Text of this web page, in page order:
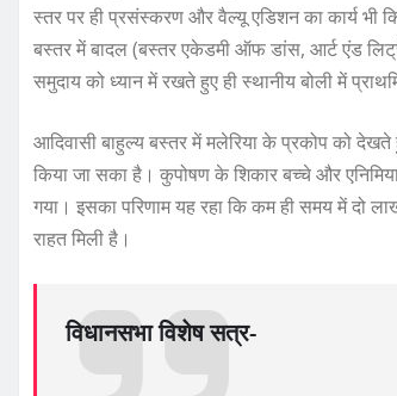
स्तर पर ही प्रसंस्करण और वैल्यू एडिशन का कार्य भी
बस्तर में बादल (बस्तर एकेडमी ऑफ डांस, आर्ट एंड
समुदाय को ध्यान में रखते हुए ही स्थानीय बोली में
आदिवासी बाहुल्य बस्तर में मलेरिया के प्रकोप को
किया जा सका है। कुपोषण के शिकार बच्चे और
गया। इसका परिणाम यह रहा कि कम ही समय में दो
राहत मिली है।
विधानसभा विशेष सत्र-